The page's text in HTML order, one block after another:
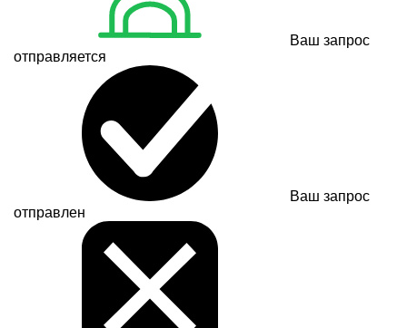
Ваш запрос
отправляется
Ваш запрос
отправлен